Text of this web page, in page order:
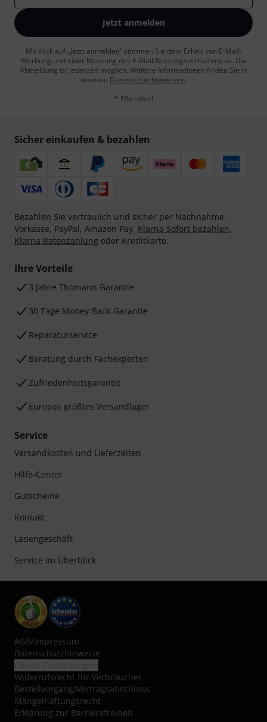
Jetzt anmelden
Mit Klick auf „Jetzt anmelden“ stimmen Sie dem Erhalt von E-Mail-
Werbung und einer Messung des E-Mail-Nutzungsverhaltens zu. Die
Abmeldung ist jederzeit möglich. Weitere Informationen finden Sie in
unseren Datenschutzhinweisen.
* Pflichtfeld
Sicher einkaufen & bezahlen
Bezahlen Sie vertraulich und sicher per Nachnahme,
Vorkasse, PayPal, Amazon Pay, Klarna Sofort bezahlen,
Klarna Ratenzahlung oder Kreditkarte.
Ihre Vorteile
3 Jahre Thomann Garantie
30 Tage Money-Back-Garantie
Reparaturservice
Beratung durch Fachexperten
Zufriedenheitsgarantie
Europas größtes Versandlager
Service
Versandkosten und Lieferzeiten
Hilfe-Center
Gutscheine
Kontakt
Ladengeschäft
Service im Überblick
AGB/Impressum
Datenschutzhinweise
Widerrufsrecht für Verbraucher
Bestellvorgang/Vertragsabschluss
Mängelhaftungsrecht
Erklärung zur Barrierefreiheit